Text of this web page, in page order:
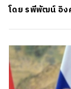
โดย รพีพัฒน์ อิง